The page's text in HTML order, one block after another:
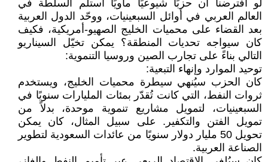
لو افترضنا أن حزبًا شيوعيًا ماويًا استلم السلطة في
العالم العربي في أوائل السبعينيات، ووحّد الدول العربية
بعد القضاء على محميات الخليج الصهيو-أمريكية، فكيف
كان سيواجه تحديات المنطقة؟ يمكن تخيّل السيناريو
التالي بناءً على تجارب الصين وروسيا التنموية:
توحيد الموارد وإنهاء التبعية:
كان الحزب سيُنهي سيطرة محميات الخليج، ويستخدم
ثروات النفط، التي كانت تُقدّر بمئات المليارات سنويًا في
السبعينيات، لتمويل مشاريع تنموية موحدة، بدلاً من
تمويل الفتن والتكفير. على سبيل المثال، كان يمكن
تحويل 50 مليار دولار سنويًا من عائدات السعودية لتطوير
الصناعة العربية.